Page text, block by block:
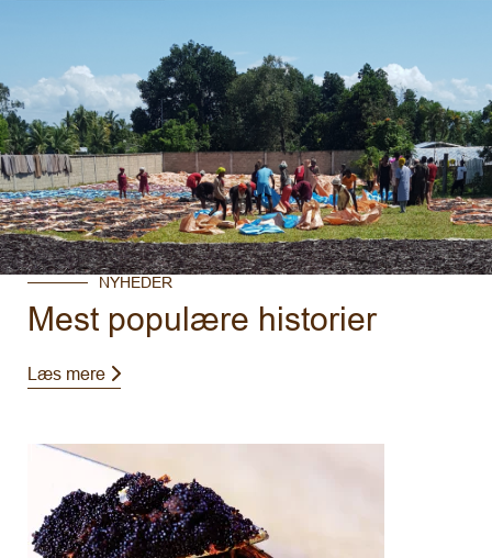
NYHEDER
Mest populære historier
Læs mere